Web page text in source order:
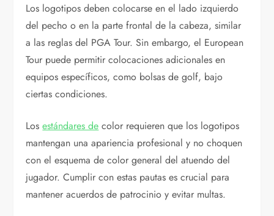
Los logotipos deben colocarse en el lado izquierdo
del pecho o en la parte frontal de la cabeza, similar
a las reglas del PGA Tour. Sin embargo, el European
Tour puede permitir colocaciones adicionales en
equipos específicos, como bolsas de golf, bajo
ciertas condiciones.
Losestándares de color requieren que los logotipos
mantengan una apariencia profesional y no choquen
con el esquema de color general del atuendo del
jugador. Cumplir con estas pautas es crucial para
mantener acuerdos de patrocinio y evitar multas.